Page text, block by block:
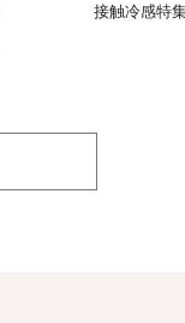
接触冷感特